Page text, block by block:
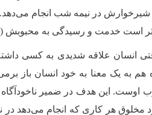
در نیمه شب انجام می‌دهد.
است خدمت و رسیدگی به
انسان علاقه شدیدی به کسی داشته
هم به یک معنا به خود انسان
اوست. این هدف در ضمیر ناخودآگاه
مخلوق هر کاری که انجام می‌دهد در